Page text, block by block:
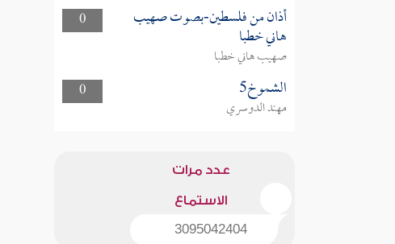
0
أذان من فلسطين-بصوت صهيب
هاني خطبا
صهيب هاني خطبا
0
الشموخ5
مهند الدوسري
عدد مرات
الاستماع
3095042404